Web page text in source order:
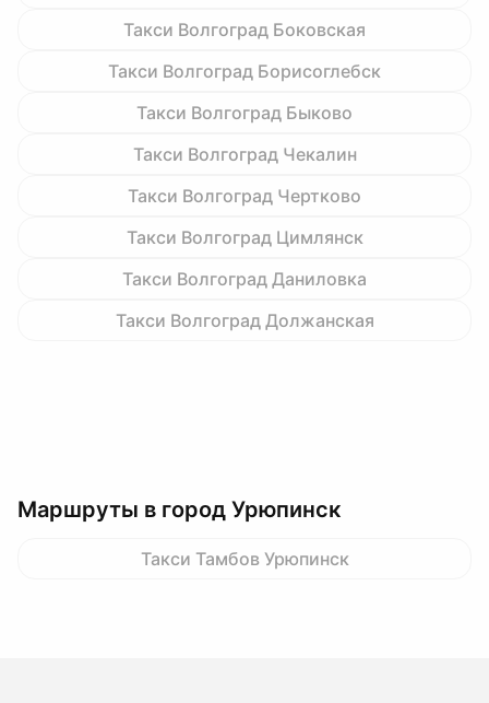
Такси Волгоград Боковская
Такси Волгоград Борисоглебск
Такси Волгоград Быково
Такси Волгоград Чекалин
Такси Волгоград Чертково
Такси Волгоград Цимлянск
Такси Волгоград Даниловка
Такси Волгоград Должанская
Маршруты в город Урюпинск
Такси Тамбов Урюпинск